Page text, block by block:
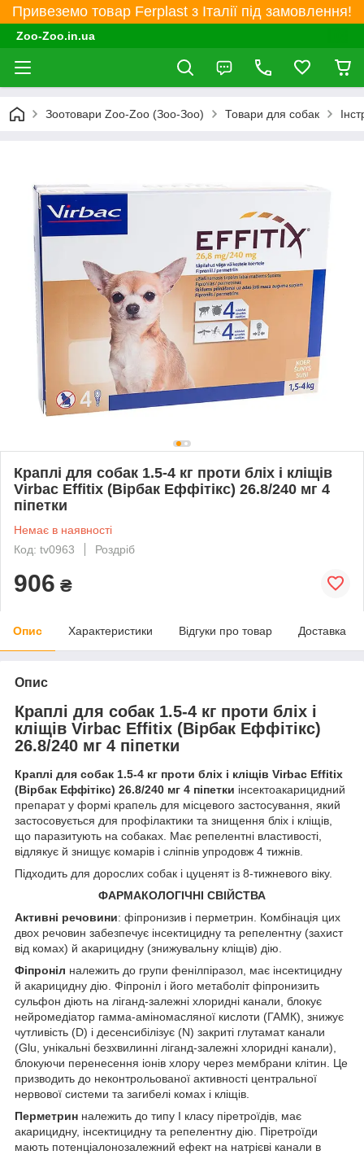
Привеземо товар Ferplast з Італії під замовлення!
Zoo-Zoo.in.ua
Зоотовари Zoo-Zoo (Зоо-Зоо) Товари для собак
Краплі для собак 1.5-4 кг проти бліх і кліщів
Virbac Effitix (Вірбак Еффітікс) 26.8/240 мг 4
піпетки
Немає в наявності
Код: tv0963
Роздріб
906 ₴
Опис Характеристики Відгуки про товар Доставка
Опис
Краплі для собак 1.5-4 кг проти бліх і
кліщів Virbac Effitix (Вірбак Еффітікс)
26.8/240 мг 4 піпетки
Краплі для собак 1.5-4 кг проти бліх і кліщів Virbac Effitix
(Вірбак Еффітікс) 26.8/240 мг 4 піпетки інсектоакарицидний
препарат у формі крапель для місцевого застосування, який
застосовується для профілактики та знищення бліх і кліщів,
що паразитують на собаках. Має репелентні властивості,
відлякує й знищує комарів і сліпнів упродовж 4 тижнів.
Підходить для дорослих собак і цуценят із 8-тижневого віку.
ФАРМАКОЛОГІЧНІ СВІЙСТВА
Активні речовини: фіпронизив і перметрин. Комбінація цих
двох речовин забезпечує інсектицидну та репелентну (захист
від комах) й акарицидну (знижувальну кліщів) дію.
Фіпроніл належить до групи фенілпіразол, має інсектицидну
й акарицидну дію. Фіпроніл і його метаболіт фіпронизить
сульфон діють на ліганд-залежні хлоридні канали, блокує
нейромедіатор гамма-аміномасляної кислоти (ГАМК), знижує
чутливість (D) і десенсибілізує (N) закриті глутамат канали
(Glu, унікальні безхвилинні ліганд-залежні хлоридні канали),
блокуючи перенесення іонів хлору через мембрани клітин. Це
призводить до неконтрольованої активності центральної
нервової системи та загибелі комах і кліщів.
Перметрин належить до типу I класу піретроїдів, має
акарицидну, інсектицидну та репелентну дію. Піретроїди
мають потенціалонозалежний ефект на натрієві канали в